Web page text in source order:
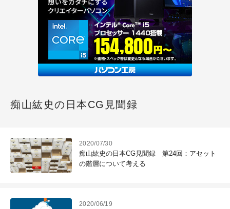
痴山紘史の日本CG見聞録
2020/07/30
痴山紘史の日本CG見聞録 第24回：アセット
の階層について考える
2020/06/19